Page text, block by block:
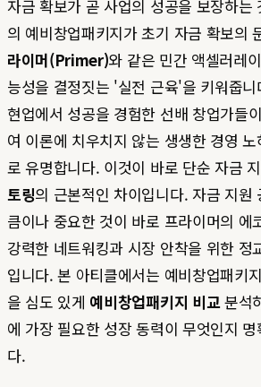
자금 확보가 곧 사업의 성공을 보장하는
의 예비창업패키지가 초기 자금 확보의
라이머(Primer)와 같은 민간 액셀러레
능성을 결정짓는 '실전 근육'을 키워줍
현업에서 성공을 경험한 선배 창업가들
여 이론에 치우치지 않는 생생한 경영
로 유명합니다. 이것이 바로 단순 자금
토링의 근본적인 차이입니다. 자금 지원
큼이나 중요한 것이 바로 프라이머의 에
강력한 네트워킹과 시장 안착을 위한 정
입니다. 본 아티클에서는 예비창업패키
을 심도 있게 예비창업패키지 비교분석
에 가장 필요한 성장 동력이 무엇인지
다.